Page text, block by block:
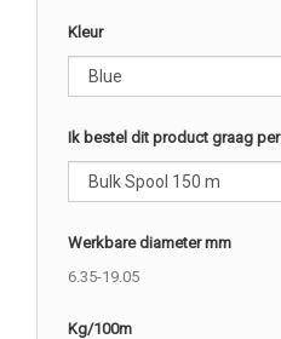
Kleur
Ik bestel dit product graag per
Werkbare diameter mm
6.35-19.05
Kg/100m